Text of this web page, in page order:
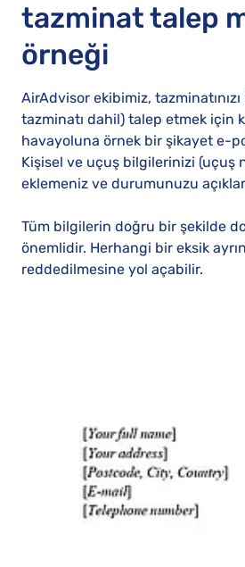
tazminat talep
örneği
AirAdvisor ekibimiz,
tazminatı dahil) talep etmek için
havayoluna örnek bir şikayet e-
Kişisel ve uçuş bilgilerinizi (uçuş
eklemeniz ve durumunuzu
Tüm bilgilerin doğru bir şekilde
önemlidir. Herhangi bir eksik
reddedilmesine yol açabilir.